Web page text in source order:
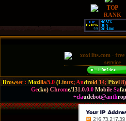
Browser : Mozilla/5.0 (Linux; Android 14; Pixel 8)
Gecko) Chrome/131.0.0.0 Mobile Safa
+claudebot@anthrop